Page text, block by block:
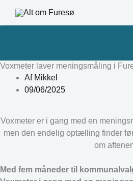
Voxmeter laver meningsmåling i
AfMikkel
09/06/2025
Voxmeter er i gang med en
men den endelig optælling finder
om
Med fem måneder til